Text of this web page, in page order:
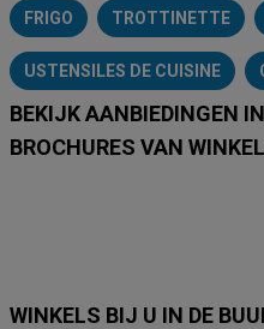
FRIGO TROTTINETTE
USTENSILES DE CUISINE
BEKIJK AANBIEDINGEN
BROCHURES VAN
WINKELS BIJ U IN DE